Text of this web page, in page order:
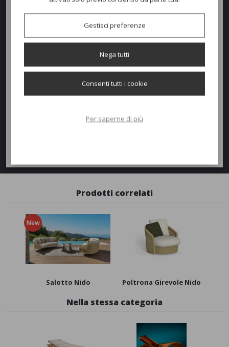
Profondità:95cm
Altezza:57/38cm
Richiedi un preventivo
AGGIUNGI AL PREVENTIVO
Prodotti correlati
New
Salotto Nido Poltrona Girevole Nido
Nella stessa categoria
Gestisci preferenze
Nega tutti
Consenti tutti i cookie
Per saperne di più